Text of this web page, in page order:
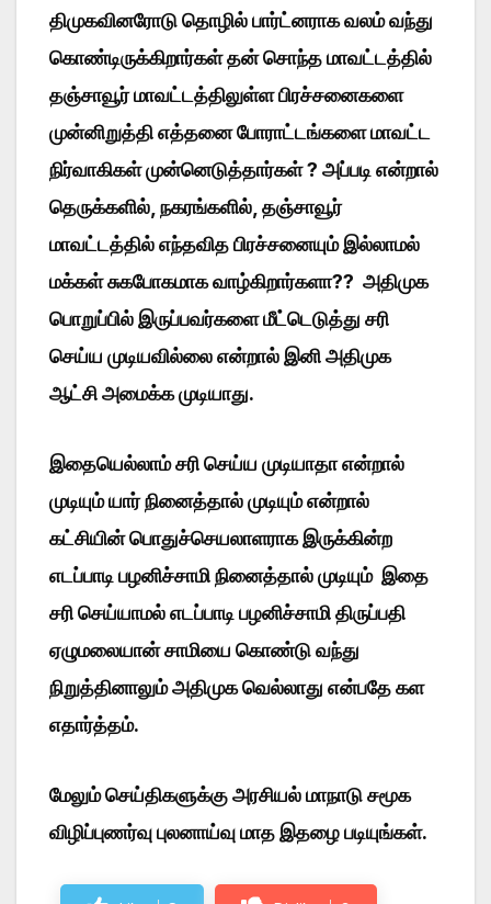
திமுகவினரோடு தொழில் பார்ட்னராக வலம் வந்து
கொண்டிருக்கிறார்கள் தன் சொந்த மாவட்டத்தில்
தஞ்சாவூர் மாவட்டத்திலுள்ள பிரச்சனைகளை
முன்னிறுத்தி எத்தனை போராட்டங்களை மாவட்ட
நிர்வாகிகள் முன்னெடுத்தார்கள் ? அப்படி என்றால்
தெருக்களில், நகரங்களில், தஞ்சாவூர்
மாவட்டத்தில் எந்தவித பிரச்சனையும் இல்லாமல்
மக்கள் சுகபோகமாக வாழ்கிறார்களா?? அதிமுக
பொறுப்பில் இருப்பவர்களை மீட்டெடுத்து சரி
செய்ய முடியவில்லை என்றால் இனி அதிமுக
ஆட்சி அமைக்க முடியாது.
இதையெல்லாம் சரி செய்ய முடியாதா என்றால்
முடியும் யார் நினைத்தால் முடியும் என்றால்
கட்சியின் பொதுச்செயலாளராக இருக்கின்ற
எடப்பாடி பழனிச்சாமி நினைத்தால் முடியும் இதை
சரி செய்யாமல் எடப்பாடி பழனிச்சாமி திருப்பதி
ஏழுமலையான் சாமியை கொண்டு வந்து
நிறுத்தினாலும் அதிமுக வெல்லாது என்பதே கள
எதார்த்தம்.
மேலும் செய்திகளுக்கு அரசியல் மாநாடு சமூக
விழிப்புணர்வு புலனாய்வு மாத இதழை படியுங்கள்.